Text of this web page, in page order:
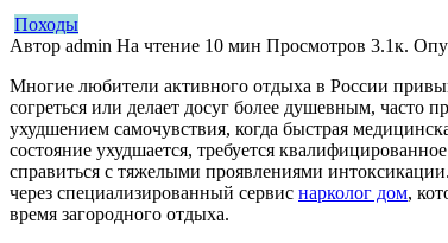
Походы
Автор admin На чтение 10 мин Просмотров 3.1к.
Многие любители активного отдыха в России
согреться или делает досуг более душевным, часто
ухудшением самочувствия, когда быстрая
состояние ухудшается, требуется
справиться с тяжелыми проявлениями
через специализированный сервис нарколог дом,
время загородного отдыха.